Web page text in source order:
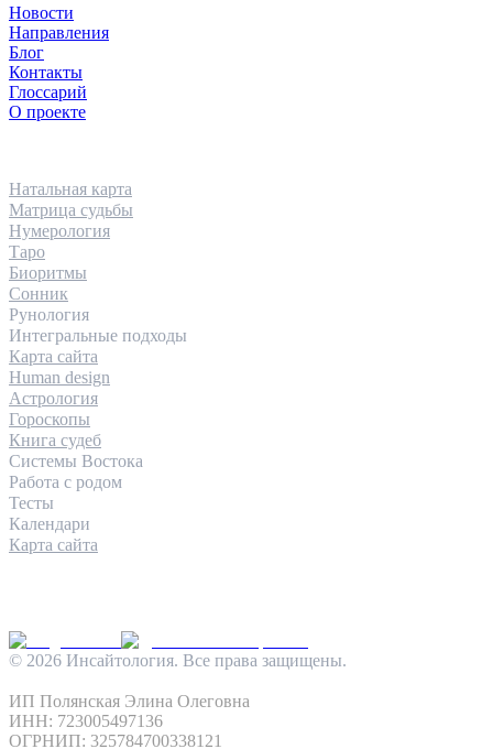
Новости
Направления
Блог
Контакты
Глоссарий
О проекте
Натальная карта
Матрица судьбы
Нумерология
Таро
Биоритмы
Сонник
Рунология
Интегральные подходы
Карта сайта
Human design
Астрология
Гороскопы
Книга судеб
Системы Востока
Работа с родом
Тесты
Календари
Карта сайта
© 2026 Инсайтология. Все права защищены.
ИП Полянская Элина Олеговна
ИНН: 723005497136
ОГРНИП: 325784700338121